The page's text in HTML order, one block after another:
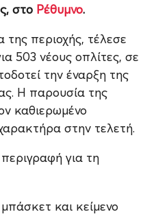
στο Ρέθυμνο.
περιοχής, τέλεσε
503 νέους οπλίτες, σε
την έναρξη της
Η παρουσία της
καθιερωμένο
στην τελετή.